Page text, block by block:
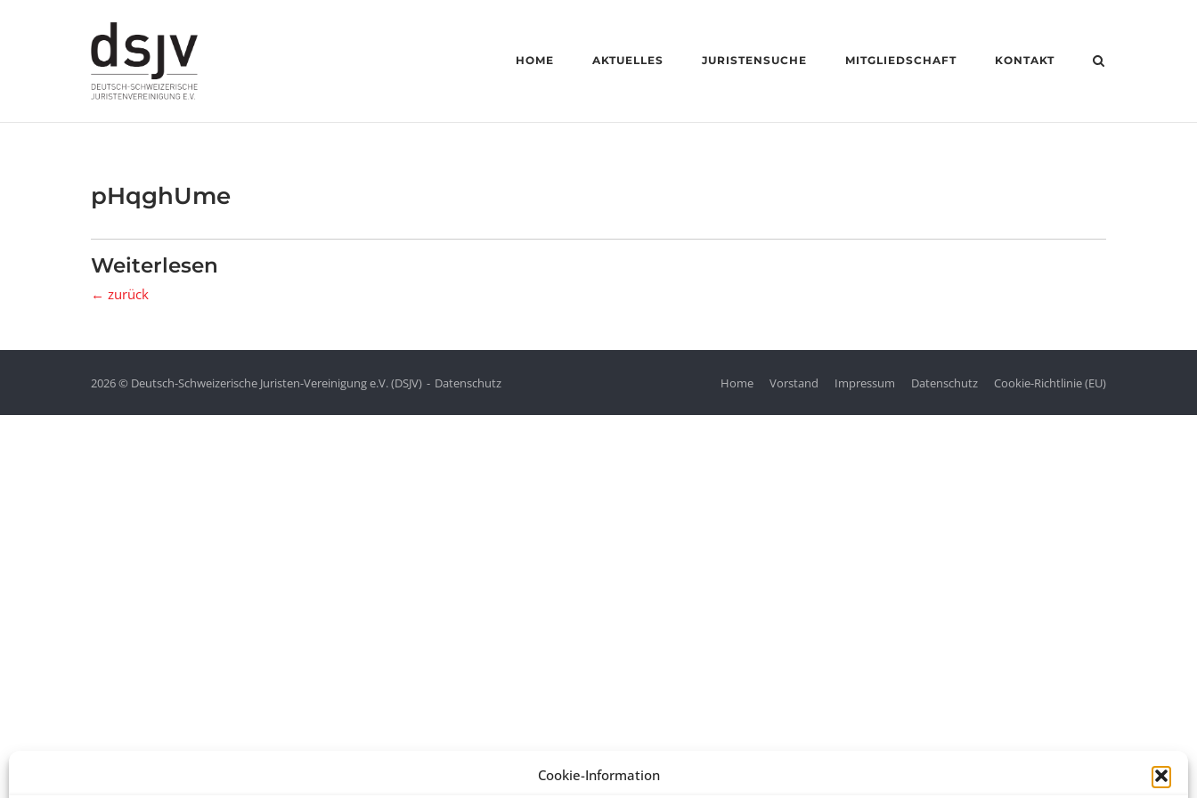
Cookie-Information
HOME AKTUELLES JURISTENSUCHE MITGLIEDSCHAFT KONTAKT
pHqghUme
Weiterlesen
← zurück
2026 © Deutsch-Schweizerische Juristen-Vereinigung e.V. (DSJV) Datenschutz Home Vorstand Impressum Datenschutz Cookie-Richtlinie (EU)